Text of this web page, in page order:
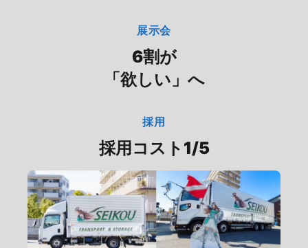
展示会
6割が
「欲しい」へ
採用
採用コスト1/5